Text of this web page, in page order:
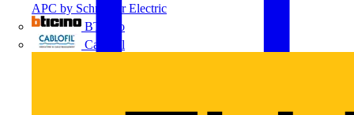
APC by Schneider Electric
BTicino
Cablofil